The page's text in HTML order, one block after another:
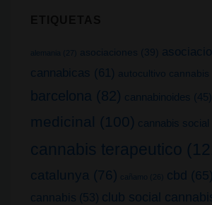
alemania (27) asociaciones (39)
cannabicas (61) autocultivo cannabis
barcelona (82) cannabinoides (45)
medicinal (100) cannabis social
cannabis terapeutico
catalunya (76) cañamo (26) cbd (65)
cannabis (53) club social